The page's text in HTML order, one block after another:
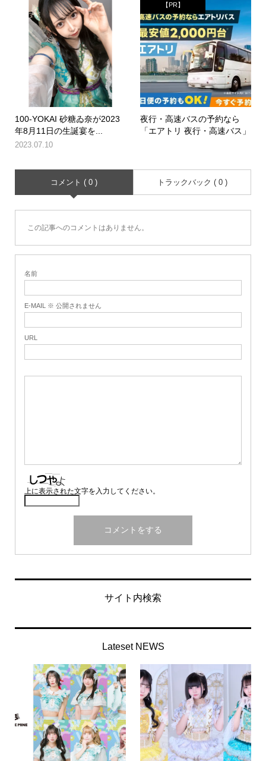
100-YOKAI 砂糖ゐ奈が2023
年8月11日の生誕宴を...
2023.07.10
【PR】
夜行・高速バスの予約なら
「エアトリ 夜行・高速バス」
コメント ( 0 ) トラックバック ( 0 )
この記事へのコメントはありません。
名前
E-MAIL ※ 公開されません
URL
上に表示された文字を入力してください。
サイト内検索
Lateset NEWS